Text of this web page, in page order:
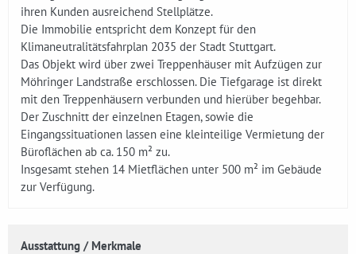
ihren Kunden ausreichend Stellplätze.
Die Immobilie entspricht dem Konzept für den
Klimaneutralitätsfahrplan 2035 der Stadt Stuttgart.
Das Objekt wird über zwei Treppenhäuser mit Aufzügen zur
Möhringer Landstraße erschlossen. Die Tiefgarage ist direkt
mit den Treppenhäusern verbunden und hierüber begehbar.
Der Zuschnitt der einzelnen Etagen, sowie die
Eingangssituationen lassen eine kleinteilige Vermietung der
Büroflächen ab ca. 150 m² zu.
Insgesamt stehen 14 Mietflächen unter 500 m² im Gebäude
zur Verfügung.
Ausstattung / Merkmale